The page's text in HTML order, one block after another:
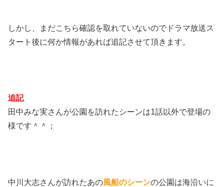
しかし、まだこちら確認を取れていないのでドラマ放送ス
タート後に何か情報があれば追記させて頂きます。
追記
田中みな実さんが公園を訪れたシーンは1話以外で登場の
様です＾＾；
中川大志さんが訪れたあの風船のシーンの公園は海沿いに